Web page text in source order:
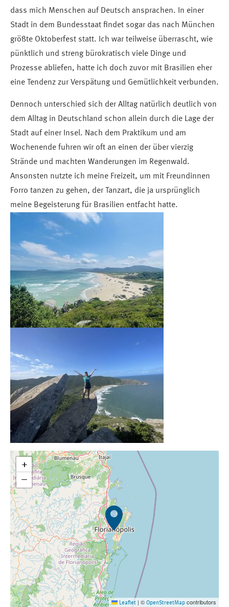
dass mich Menschen auf Deutsch ansprachen. In einer
Stadt in dem Bundesstaat findet sogar das nach München
größte Oktoberfest statt. Ich war teilweise überrascht, wie
pünktlich und streng bürokratisch viele Dinge und
Prozesse abliefen, hatte ich doch zuvor mit Brasilien eher
eine Tendenz zur Verspätung und Gemütlichkeit verbunden.
Dennoch unterschied sich der Alltag natürlich deutlich von
dem Alltag in Deutschland schon allein durch die Lage der
Stadt auf einer Insel. Nach dem Praktikum und am
Wochenende fuhren wir oft an einen der über vierzig
Strände und machten Wanderungen im Regenwald.
Ansonsten nutzte ich meine Freizeit, um mit Freundinnen
Forro tanzen zu gehen, der Tanzart, die ja ursprünglich
meine Begeisterung für Brasilien entfacht hatte.
+
−
Leaflet © OpenStreetMap contributors